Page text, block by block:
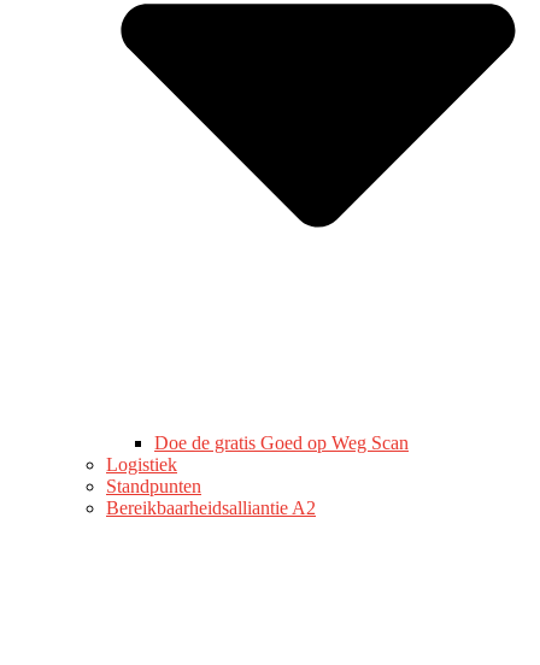
Doe de gratis Goed op Weg Scan
Logistiek
Standpunten
Bereikbaarheidsalliantie A2